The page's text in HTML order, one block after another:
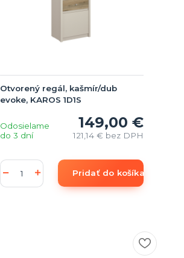
Otvorený regál, kašmír/dub
evoke, KAROS 1D1S
149,00 €
121,14 € bez DPH
Odosielame
do 3 dní
Pridať do košíka